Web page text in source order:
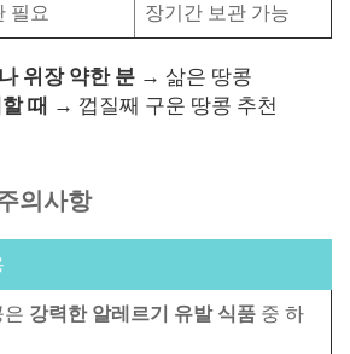
필요 장기간 보관 가능
위장 약한 분 → 삶은 땅콩
때 → 껍질째 구운 땅콩 추천
의사항
은 강력한 알레르기 유발 식품 중 하